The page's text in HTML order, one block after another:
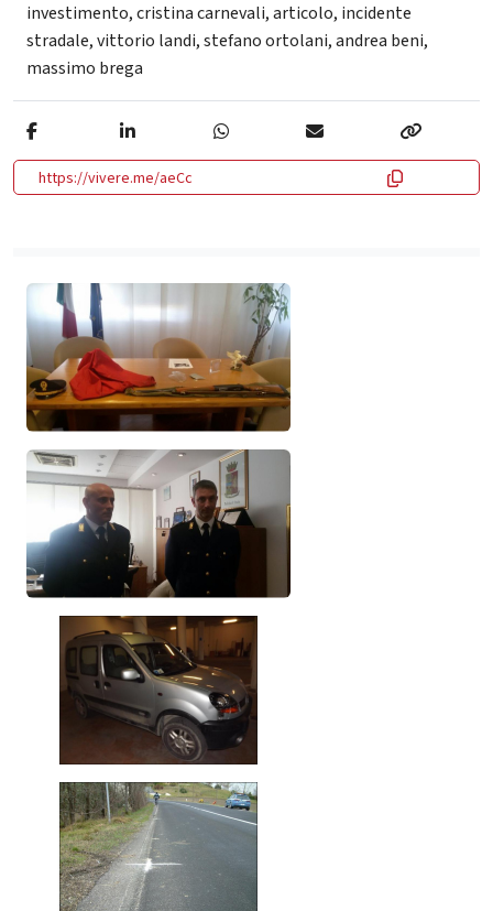
investimento,cristina carnevali,articolo, incidente
stradale,vittorio landi,stefano ortolani,andrea beni,
massimo brega
https://vivere.me/aeCc